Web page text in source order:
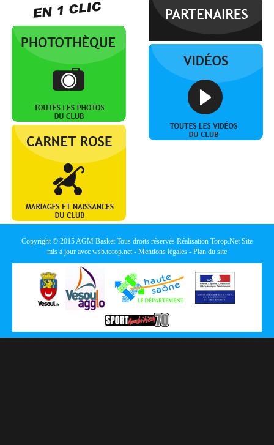
Copyright © 2015AGM BasketTous droits réservés Réalisation Torop.NetSite
mis à jour avec wsb.torop.net- Mentions légales - Plan du site